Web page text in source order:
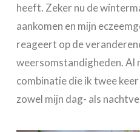
heeft. Zeker nu de
aankomen en mijn
reageert op de
weersomstandigheden. Al
combinatie die ik twee
zowel mijn dag- als